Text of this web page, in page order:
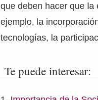
que deben hacer que la
ejemplo, la
tecnologías, la
Te puede interesar: